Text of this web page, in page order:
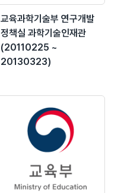
교육과학기술부 연구개발
정책실 과학기술인재관
(20110225 ~
20130323)